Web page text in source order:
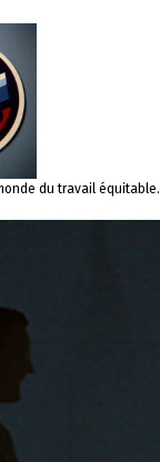
du travail équitable.